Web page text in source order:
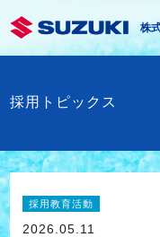
株
採用トピックス
採用教育活動
2026.05.11